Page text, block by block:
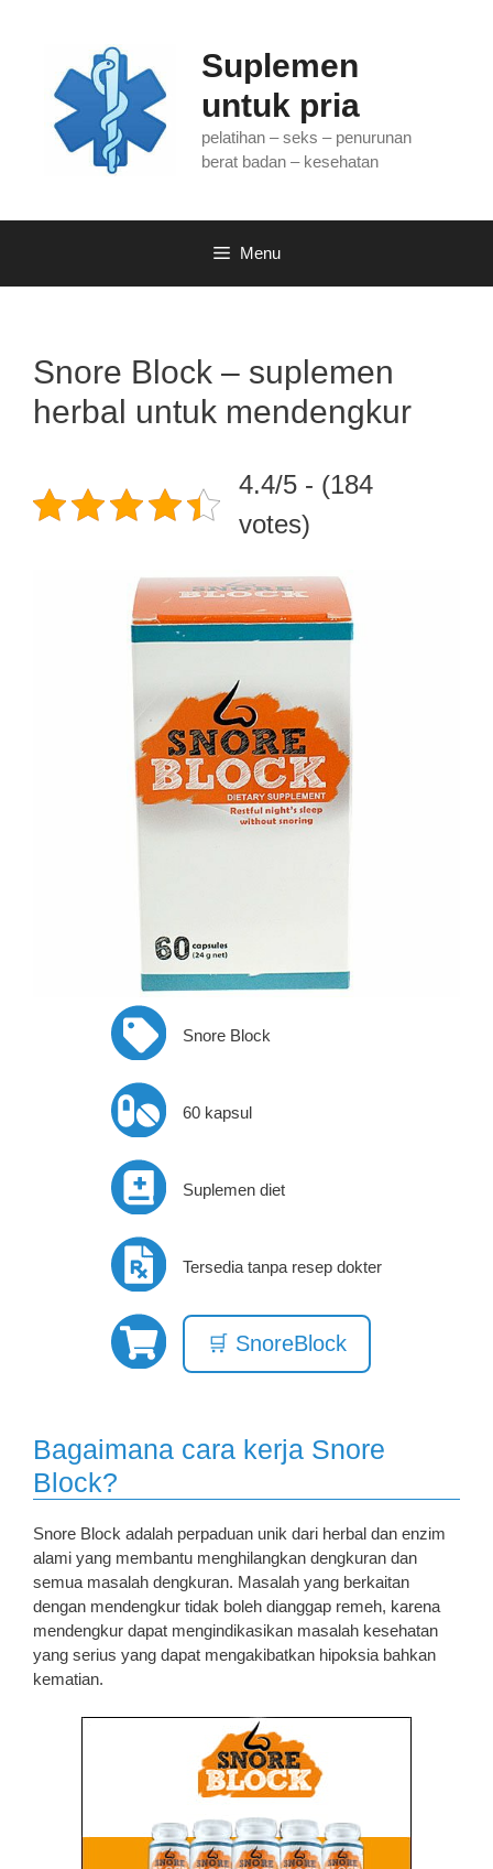
Suplemen
untuk pria
pelatihan – seks – penurunan
berat badan – kesehatan
Menu
Snore Block – suplemen
herbal untuk mendengkur
4.4/5 - (184
votes)
Snore Block
60 kapsul
Suplemen diet
Tersedia tanpa resep dokter
🛒 SnoreBlock
Bagaimana cara kerja Snore
Block?
Snore Block adalah perpaduan unik dari herbal dan enzim
alami yang membantu menghilangkan dengkuran dan
semua masalah dengkuran. Masalah yang berkaitan
dengan mendengkur tidak boleh dianggap remeh, karena
mendengkur dapat mengindikasikan masalah kesehatan
yang serius yang dapat mengakibatkan hipoksia bahkan
kematian.